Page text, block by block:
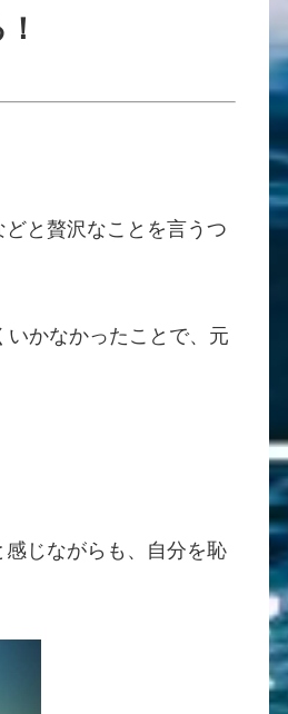
と贅沢なことを言うつ
かなかったことで、元
じながらも、自分を恥